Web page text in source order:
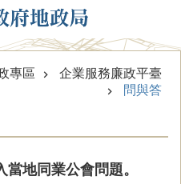
專區
企業服務廉政平臺
問與答
地同業公會問題。